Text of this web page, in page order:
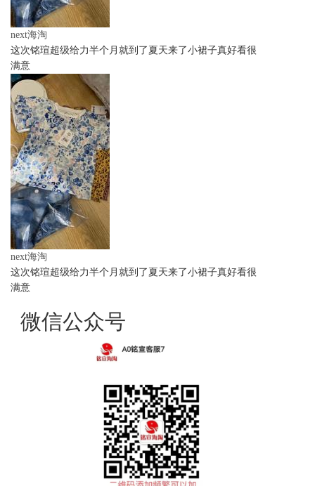
next海淘
这次铭瑄超级给力半个月就到了夏天来了小裙子真好看很
满意
next海淘
这次铭瑄超级给力半个月就到了夏天来了小裙子真好看很
满意
微信公众号